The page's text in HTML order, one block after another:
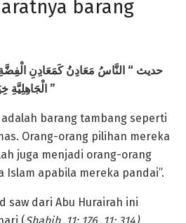
barang
حديث “ النَّاسُ مَعَادِنُ كَمَعَادِنِ
الْجَاهِلِيَّةِ ”
barang tambang seperti
Orang-orang pilihan mereka
juga menjadi orang-orang
Islam apabila mereka pandai”.
saw dari Abu Hurairah ini